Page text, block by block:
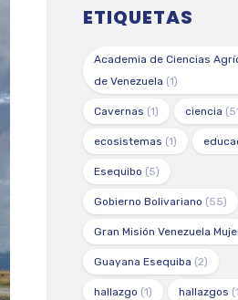
ETIQUETAS
Academia de Ciencias
de Venezuela (1)
Cavernas (1) ciencia
ecosistemas (1)
Esequibo (5)
Gobierno Bolivariano (55)
Gran Misión Venezuela
Guayana Esequiba (2)
hallazgo (1) hallazgos